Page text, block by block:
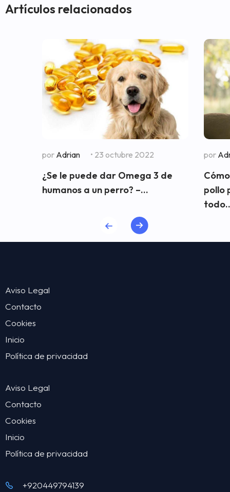
Artículos relacionados
por Adrian • 23 octubre 2022
¿Se le puede dar Omega 3 de
humanos a un perro? –...
por
pollo
Aviso Legal
Contacto
Cookies
Inicio
Política de privacidad
Aviso Legal
Contacto
Cookies
Inicio
Política de privacidad
+920449794139